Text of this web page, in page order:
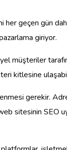
her geçen gün
giriyor.
müşteriler
kitlesine
gerekir.
sitesinin SEO